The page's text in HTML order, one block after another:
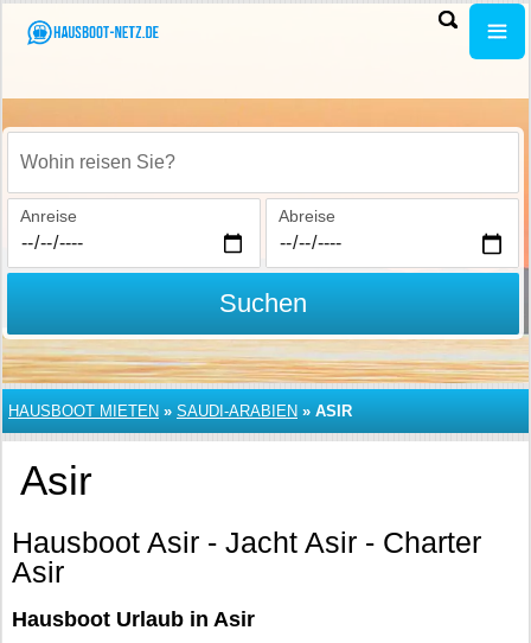
Wohin reisen Sie?
Anreise Abreise
Suchen
HAUSBOOT MIETEN » SAUDI-ARABIEN » ASIR
Asir
Hausboot Asir - Jacht Asir - Charter
Asir
Hausboot Urlaub in Asir